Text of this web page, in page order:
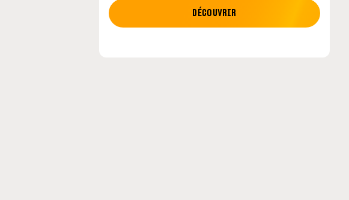
et vise un retour en
MotoGP : les cinq constructeurs signent un
DÉCOUVRIR